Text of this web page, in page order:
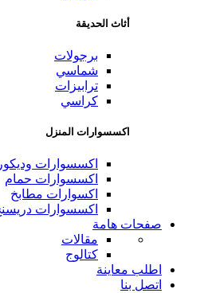
أثاث الحديقة
برجولات
شماسي
ترابيزات
كراسي
اكسسوارات المنزل
اكسسوارات
اكسسوارات حمام
اكسوارات مطابخ
اكسسوارات
صفحات هامة
مقالات
كتالوج
اطلب معاينة
اتصل بنا